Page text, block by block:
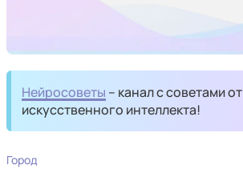
Нейросоветы – канал с советами от
искусственного интеллекта!
Город